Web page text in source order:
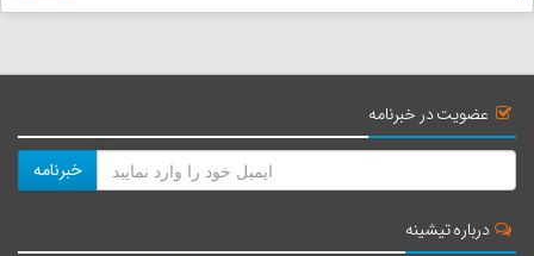
عضویت در خبرنامه
خبرنامه
درباره تیشینه